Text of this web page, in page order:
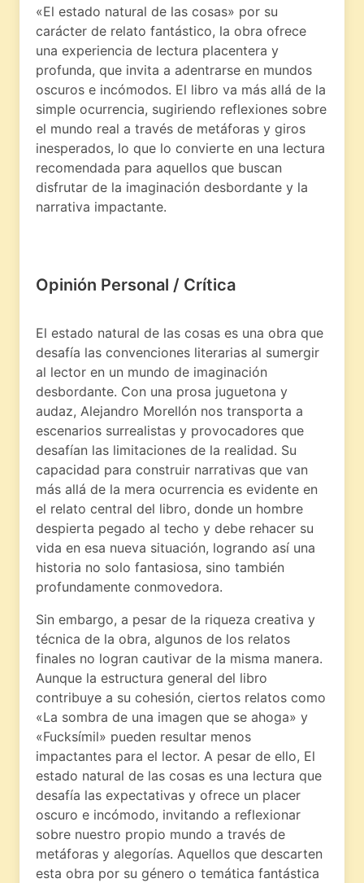
«El estado natural de las cosas» por su
carácter de relato fantástico, la obra ofrece
una experiencia de lectura placentera y
profunda, que invita a adentrarse en mundos
oscuros e incómodos. El libro va más allá de la
simple ocurrencia, sugiriendo reflexiones sobre
el mundo real a través de metáforas y giros
inesperados, lo que lo convierte en una lectura
recomendada para aquellos que buscan
disfrutar de la imaginación desbordante y la
narrativa impactante.
Opinión Personal / Crítica
El estado natural de las cosas es una obra que
desafía las convenciones literarias al sumergir
al lector en un mundo de imaginación
desbordante. Con una prosa juguetona y
audaz, Alejandro Morellón nos transporta a
escenarios surrealistas y provocadores que
desafían las limitaciones de la realidad. Su
capacidad para construir narrativas que van
más allá de la mera ocurrencia es evidente en
el relato central del libro, donde un hombre
despierta pegado al techo y debe rehacer su
vida en esa nueva situación, logrando así una
historia no solo fantasiosa, sino también
profundamente conmovedora.
Sin embargo, a pesar de la riqueza creativa y
técnica de la obra, algunos de los relatos
finales no logran cautivar de la misma manera.
Aunque la estructura general del libro
contribuye a su cohesión, ciertos relatos como
«La sombra de una imagen que se ahoga» y
«Fucksímil» pueden resultar menos
impactantes para el lector. A pesar de ello, El
estado natural de las cosas es una lectura que
desafía las expectativas y ofrece un placer
oscuro e incómodo, invitando a reflexionar
sobre nuestro propio mundo a través de
metáforas y alegorías. Aquellos que descarten
esta obra por su género o temática fantástica